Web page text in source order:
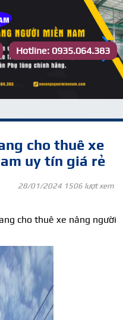
Hotline: 0935.064.383
cho thuê xe
uy tín giá rẻ
28/01/2024 1506 lượt xem
cho thuê xe nâng người